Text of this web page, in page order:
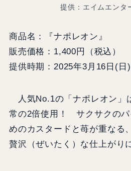
提供：エイムエンタ
商品名：『ナポレオン』
販売価格：1,400円（税込）
提供時期：2025年3月16日(日)
人気No.1の「ナポレオン」
常の2倍使用！ サクサクのパ
めのカスタードと苺が重なる
贅沢（ぜいたく）な仕上がり